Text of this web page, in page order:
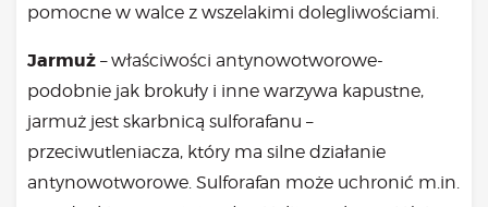
pomocne w walce z wszelakimi dolegliwościami.
Jarmuż – właściwości antynowotworowe-
podobnie jak brokuły i inne warzywa kapustne,
jarmuż jest skarbnicą sulforafanu –
przeciwutleniacza, który ma silne działanie
antynowotworowe. Sulforafan może uchronić m.in.